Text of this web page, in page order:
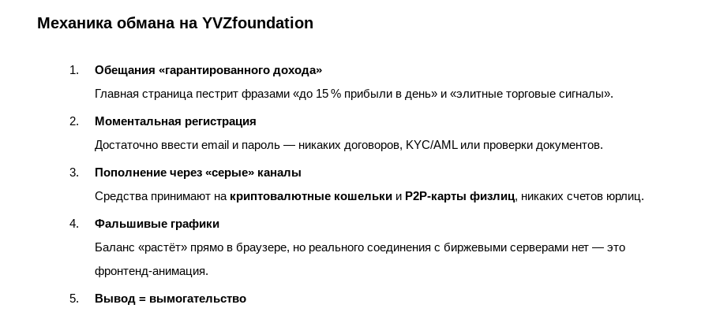
Механика обмана на YVZfoundation
Обещания «гарантированного дохода»
Главная страница пестрит фразами «до 15 % прибыли в день» и «элитные торговые сигналы».
Моментальная регистрация
Достаточно ввести email и пароль — никаких договоров, KYC/AML или проверки документов.
Пополнение через «серые» каналы
Средства принимают на криптовалютные кошельки и P2P‑карты физлиц, никаких счетов юрлиц.
Фальшивые графики
Баланс «растёт» прямо в браузере, но реального соединения с биржевыми серверами нет — это
фронтенд‑анимация.
Вывод = вымогательство